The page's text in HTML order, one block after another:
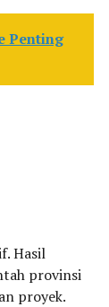
Penting
Hasil
provinsi
proyek.